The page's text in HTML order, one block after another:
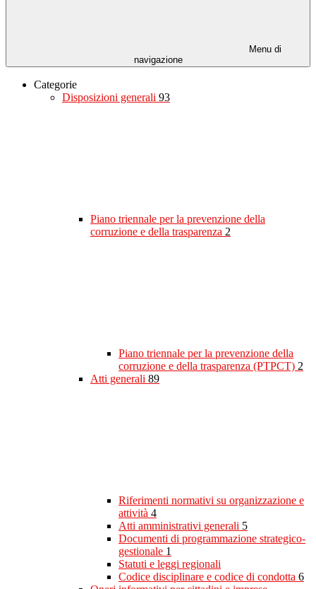
Menu di
navigazione
Categorie
Disposizioni generali 93
Piano triennale per la prevenzione della
corruzione e della trasparenza 2
Piano triennale per la prevenzione della
corruzione e della trasparenza (PTPCT) 2
Atti generali 89
Riferimenti normativi su organizzazione e
attività 4
Atti amministrativi generali 5
Documenti di programmazione strategico-
gestionale 1
Statuti e leggi regionali
Codice disciplinare e codice di condotta 6